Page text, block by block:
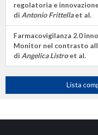
regolatoria e
di Antonio Frittellaet al.
Farmacovigilanza 2.0
Monitor nel contrasto
di Angelica Listroet al.
Lista